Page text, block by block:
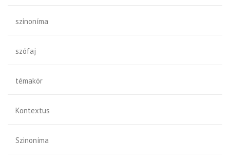
szinoníma
szófaj
témakör
Kontextus
Szinoníma